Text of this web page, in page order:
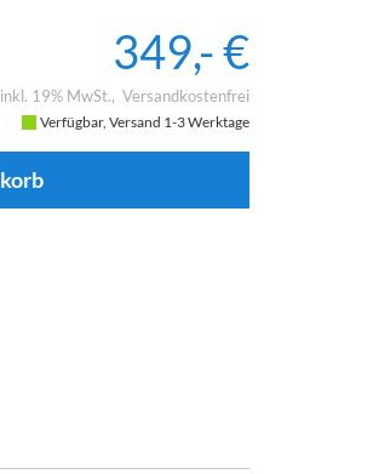
349,- €
inkl. 19% MwSt. Versandkostenfrei
Verfügbar, Versand 1-3 Werktage